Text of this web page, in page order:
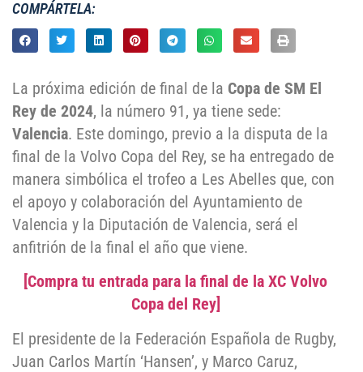
COMPÁRTELA:
La próxima edición de final de la Copa de SM El
Rey de 2024, la número 91, ya tiene sede:
Valencia. Este domingo, previo a la disputa de la
final de la Volvo Copa del Rey, se ha entregado de
manera simbólica el trofeo a Les Abelles que, con
el apoyo y colaboración del Ayuntamiento de
Valencia y la Diputación de Valencia, será el
anfitrión de la final el año que viene.
[Compra tu entrada para la final de la XC Volvo
Copa del Rey]
El presidente de la Federación Española de Rugby,
Juan Carlos Martín ‘Hansen’, y Marco Caruz,